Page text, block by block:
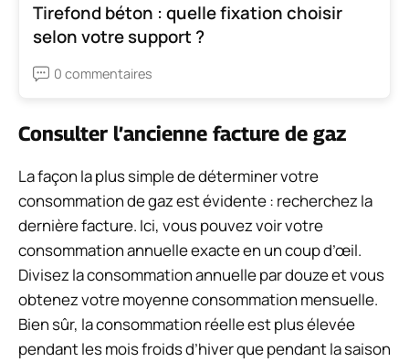
Tirefond béton : quelle fixation choisir
selon votre support ?
0 commentaires
Consulter l’ancienne facture de gaz
La façon la plus simple de déterminer votre
consommation de gaz est évidente : recherchez la
dernière facture. Ici, vous pouvez voir votre
consommation annuelle exacte en un coup d’œil.
Divisez la consommation annuelle par douze et vous
obtenez votre moyenneconsommation mensuelle.
Bien sûr, la consommation réelle est plus élevée
pendant les mois froids d’hiver que pendant la saison